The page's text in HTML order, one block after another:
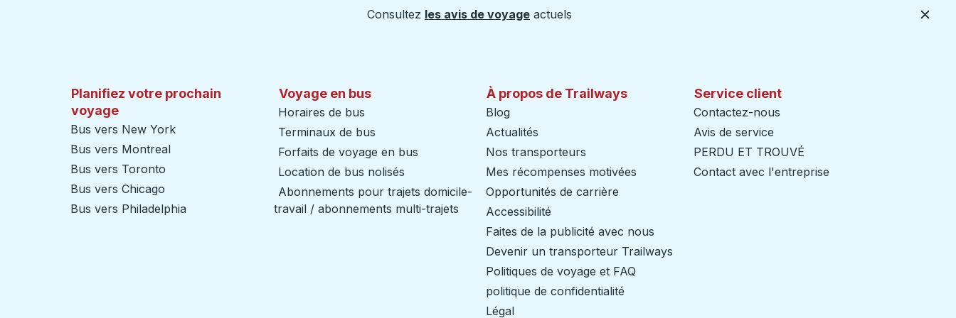
Consultez les avis de voyage actuels
Planifiez votre prochain
voyage
Bus vers New York
Bus vers Montreal
Bus vers Toronto
Bus vers Chicago
Bus vers Philadelphia
Voyage en bus
Horaires de bus
Terminaux de bus
Forfaits de voyage en bus
Location de bus nolisés
Abonnements pour trajets domicile-
travail / abonnements multi-trajets
À propos de Trailways
Blog
Actualités
Nos transporteurs
Mes récompenses motivées
Opportunités de carrière
Accessibilité
Faites de la publicité avec nous
Devenir un transporteur Trailways
Politiques de voyage et FAQ
politique de confidentialité
Légal
Service client
Contactez-nous
Avis de service
PERDU ET TROUVÉ
Contact avec l'entreprise